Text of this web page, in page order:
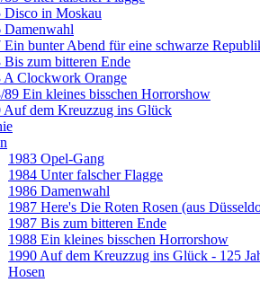
Disco in Moskau
Damenwahl
Ein bunter Abend für eine schwarze
Bis zum bitteren Ende
A Clockwork Orange
89 Ein kleines bisschen Horrorshow
Auf dem Kreuzzug ins Glück
1983 Opel-Gang
1984 Unter falscher Flagge
1986 Damenwahl
1987 Here's Die Roten Rosen (aus
1987 Bis zum bitteren Ende
1988 Ein kleines bisschen Horrorshow
1990 Auf dem Kreuzzug ins Glück - 125
Hosen